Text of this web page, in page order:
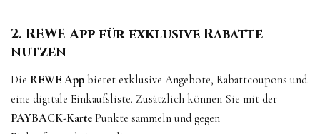
2. REWE App für exklusive Rabatte
nutzen
Die REWE App bietet exklusive Angebote, Rabattcoupons und
eine digitale Einkaufsliste. Zusätzlich können Sie mit der
PAYBACK-Karte Punkte sammeln und gegen